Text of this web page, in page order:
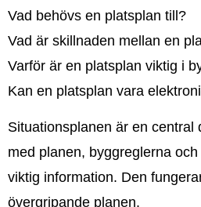
Vad behövs en platsplan till?
Vad är skillnaden mellan en
Varför är en platsplan viktig i
Kan en platsplan vara
Situationsplanen är en
med planen, byggreglerna
viktig information. Den
övergripande planen.